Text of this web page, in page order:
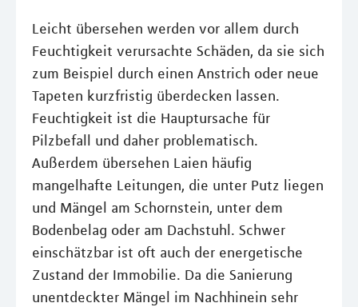
Leicht übersehen werden vor allem durch
Feuchtigkeit verursachte Schäden, da sie sich
zum Beispiel durch einen Anstrich oder neue
Tapeten kurzfristig überdecken lassen.
Feuchtigkeit ist die Hauptursache für
Pilzbefall und daher problematisch.
Außerdem übersehen Laien häufig
mangelhafte Leitungen, die unter Putz liegen
und Mängel am Schornstein, unter dem
Bodenbelag oder am Dachstuhl. Schwer
einschätzbar ist oft auch der energetische
Zustand der Immobilie. Da die Sanierung
unentdeckter Mängel im Nachhinein sehr